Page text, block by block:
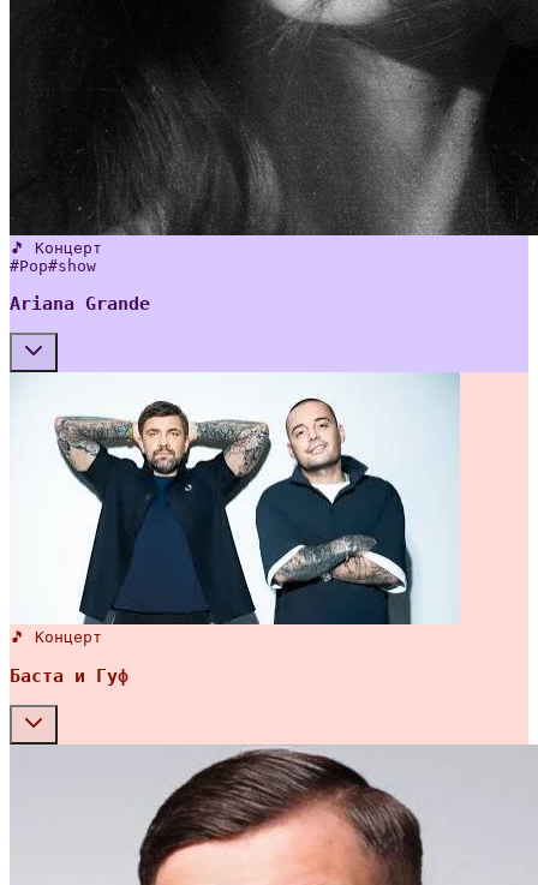
🎵 Концерт
#Pop#show
Ariana Grande
🎵 Концерт
Баста и Гуф